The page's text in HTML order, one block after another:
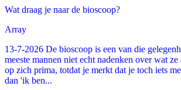
Wat draag je naar de bioscoop?
Array
13-7-2026 De bioscoop is een van die
meeste mannen niet echt nadenken over wat
op zich prima, totdat je merkt dat je toch iets
dan 'ik ben...